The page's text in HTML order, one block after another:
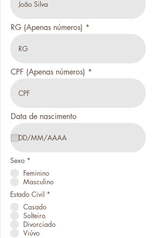
RG (Apenas números)
CPF (Apenas números)
Data de nascimento
Sexo *
Feminino
Masculino
Estado Civil *
Casado
Solteiro
Divorciado
Viúvo